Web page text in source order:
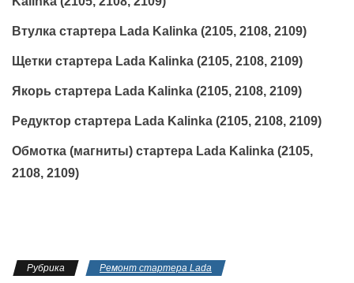
Втулка стартера Lada Kalinka (2105, 2108, 2109)
Щетки стартера Lada Kalinka (2105, 2108, 2109)
Якорь стартера Lada Kalinka (2105, 2108, 2109)
Редуктор стартера Lada Kalinka (2105, 2108, 2109)
Обмотка (магниты) стартера Lada Kalinka (2105,
2108, 2109)
Рубрика Ремонт стартера Lada